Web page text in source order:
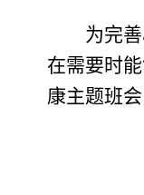
为完
在需要时
康主题班